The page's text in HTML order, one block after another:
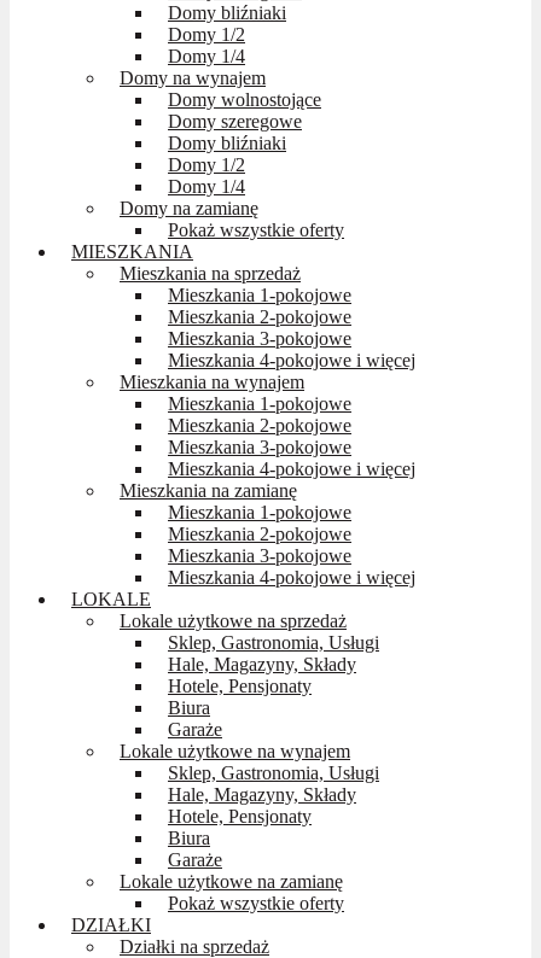
Domy bliźniaki
Domy 1/2
Domy 1/4
Domy na wynajem
Domy wolnostojące
Domy szeregowe
Domy bliźniaki
Domy 1/2
Domy 1/4
Domy na zamianę
Pokaż wszystkie oferty
MIESZKANIA
Mieszkania na sprzedaż
Mieszkania 1-pokojowe
Mieszkania 2-pokojowe
Mieszkania 3-pokojowe
Mieszkania 4-pokojowe i więcej
Mieszkania na wynajem
Mieszkania 1-pokojowe
Mieszkania 2-pokojowe
Mieszkania 3-pokojowe
Mieszkania 4-pokojowe i więcej
Mieszkania na zamianę
Mieszkania 1-pokojowe
Mieszkania 2-pokojowe
Mieszkania 3-pokojowe
Mieszkania 4-pokojowe i więcej
LOKALE
Lokale użytkowe na sprzedaż
Sklep, Gastronomia, Usługi
Hale, Magazyny, Składy
Hotele, Pensjonaty
Biura
Garaże
Lokale użytkowe na wynajem
Sklep, Gastronomia, Usługi
Hale, Magazyny, Składy
Hotele, Pensjonaty
Biura
Garaże
Lokale użytkowe na zamianę
Pokaż wszystkie oferty
DZIAŁKI
Działki na sprzedaż